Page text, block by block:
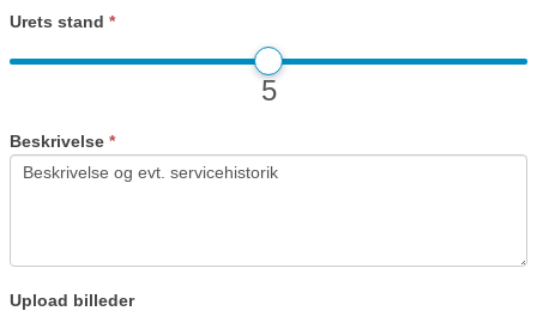
Urets stand *
5
Beskrivelse *
Upload billeder